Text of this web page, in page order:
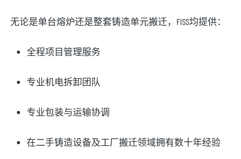
无论是单台熔炉还是整套铸造单元搬迁，FISS均提供：
全程项目管理服务
专业机电拆卸团队
专业包装与运输协调
在二手铸造设备及工厂搬迁领域拥有数十年经验